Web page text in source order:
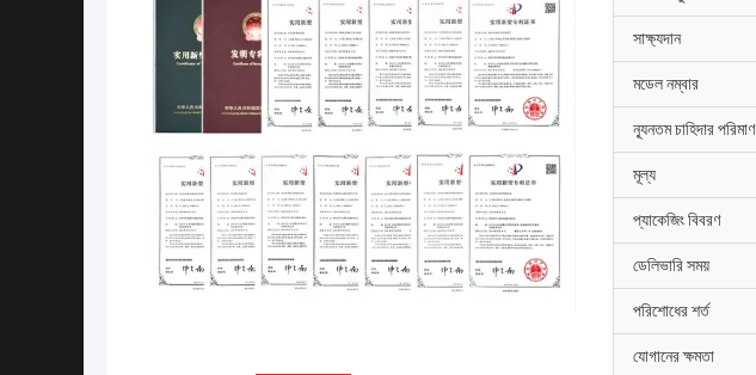
সাক্ষ্যদান
মডেল নম্বার
ন্যূনতম চাহিদার পরিমাণ
মূল্য
প্যাকেজিং বিবরণ
ডেলিভারি সময়
পরিশোধের শর্ত
যোগানের ক্ষমতা